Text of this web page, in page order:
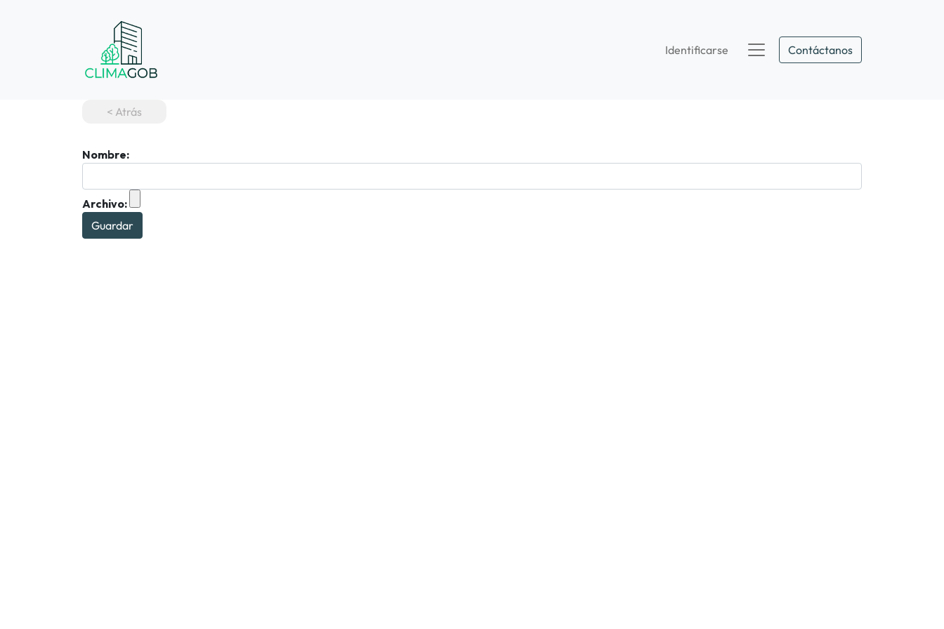
Identificarse Contáctanos
< Atrás
Nombre:
Archivo:
Guardar